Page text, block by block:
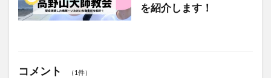
を紹介します！
コメント （1件）